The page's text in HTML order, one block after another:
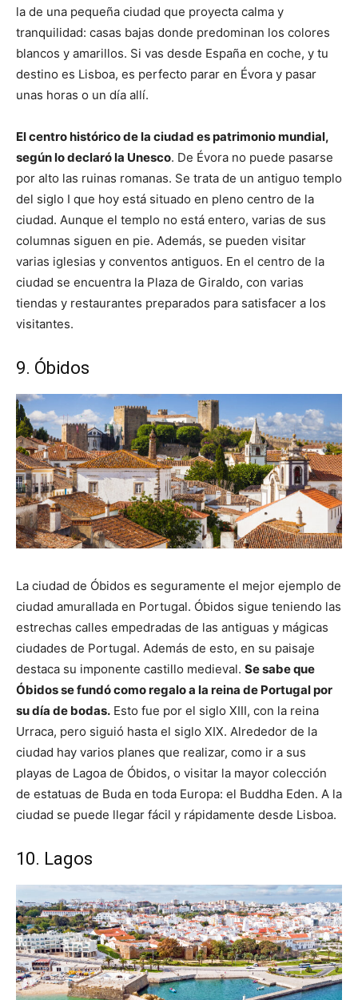
la de una pequeña ciudad que proyecta calma y
tranquilidad: casas bajas donde predominan los colores
blancos y amarillos. Si vas desde España en coche, y tu
destino es Lisboa, es perfecto parar en Évora y pasar
unas horas o un día allí.
El centro histórico de la ciudad es patrimonio mundial,
según lo declaró la Unesco. De Évora no puede pasarse
por alto las ruinas romanas. Se trata de un antiguo templo
del siglo I que hoy está situado en pleno centro de la
ciudad. Aunque el templo no está entero, varias de sus
columnas siguen en pie. Además, se pueden visitar
varias iglesias y conventos antiguos. En el centro de la
ciudad se encuentra la Plaza de Giraldo, con varias
tiendas y restaurantes preparados para satisfacer a los
visitantes.
9. Óbidos
La ciudad de Óbidos es seguramente el mejor ejemplo de
ciudad amurallada en Portugal. Óbidos sigue teniendo las
estrechas calles empedradas de las antiguas y mágicas
ciudades de Portugal. Además de esto, en su paisaje
destaca su imponente castillo medieval. Se sabe que
Óbidos se fundó como regalo a la reina de Portugal por
su día de bodas. Esto fue por el siglo XIII, con la reina
Urraca, pero siguió hasta el siglo XIX. Alrededor de la
ciudad hay varios planes que realizar, como ir a sus
playas de Lagoa de Óbidos, o visitar la mayor colección
de estatuas de Buda en toda Europa: el Buddha Eden. A la
ciudad se puede llegar fácil y rápidamente desde Lisboa.
10. Lagos